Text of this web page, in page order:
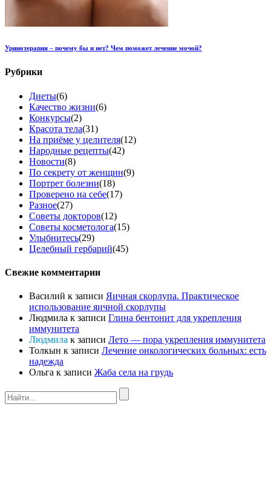
Уринотерапия – почему бы и нет? Чем поможет лечение мочой?
Рубрики
Диеты(6)
Качество жизни(6)
Конкурсы(2)
Красота тела(31)
На приёме у целителя(12)
Народные рецепты(42)
Новости(8)
По секрету от женщин(9)
Портрет болезни(18)
Проверено на себе(17)
Разное(27)
Советы докторов(12)
Советы косметолога(15)
Улыбнитесь(29)
Целебный гербарий(45)
Свежие комментарии
Василий к записи Яичная скорлупа. Практическое
использование яичной скорлупы
Людмила к записи Глина бентонит для укрепления
иммунитета
Людмила к записи Лето — пора укрепления иммунитета
Толкын к записи Лечение онкологических больных: есть
надежда
Ольга к записи Жаба села на грудь